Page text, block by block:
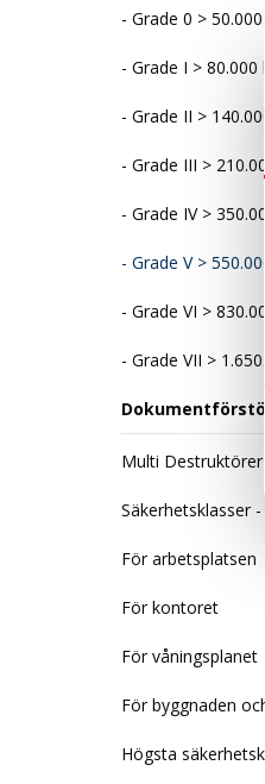
Grade 0 >
Grade I > 80.000 kr
Grade II >
Grade III >
Grade IV >
Grade V >
Grade VI >
Grade VII >
Multi Destruktörer
Säkerhetsklasser
För arbetsplatsen
För kontoret
För våningsplanet
För byggnaden
Högsta